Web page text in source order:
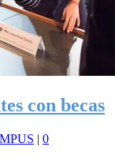
con becas
| 0